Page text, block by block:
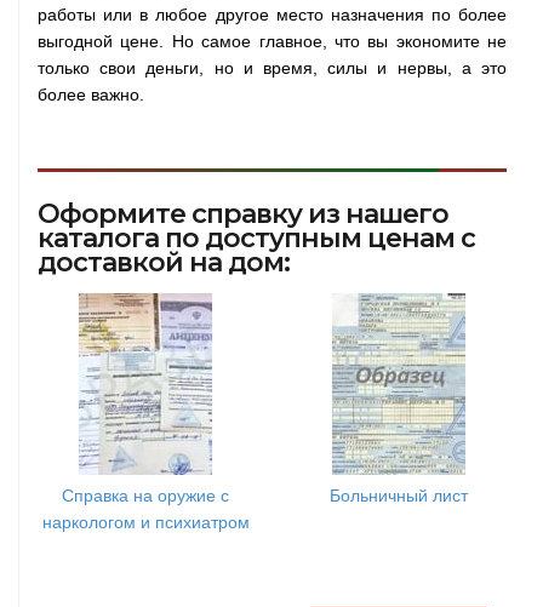
работы или в любое другое место назначения по более
выгодной цене. Но самое главное, что вы экономите не
только свои деньги, но и время, силы и нервы, а это
более важно.
Оформите справку из нашего
каталога по доступным ценам с
доставкой на дом:
Справка на оружие с
наркологом и психиатром
Больничный лист